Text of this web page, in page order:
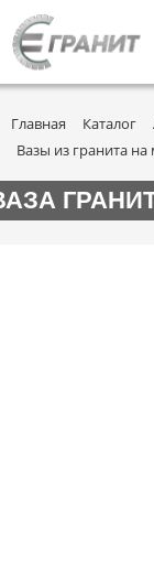
Главная Каталог
Вазы из гранита на